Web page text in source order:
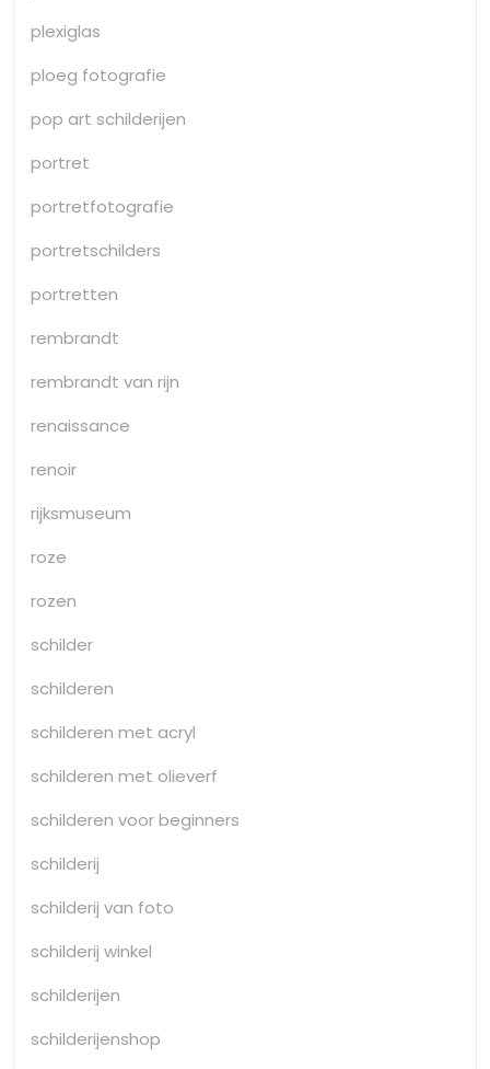
plexiglas
ploeg fotografie
pop art schilderijen
portret
portretfotografie
portretschilders
portretten
rembrandt
rembrandt van rijn
renaissance
renoir
rijksmuseum
roze
rozen
schilder
schilderen
schilderen met acryl
schilderen met olieverf
schilderen voor beginners
schilderij
schilderij van foto
schilderij winkel
schilderijen
schilderijenshop